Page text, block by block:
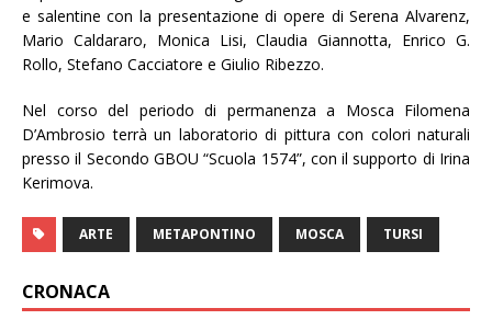
e salentine con la presentazione di opere di Serena Alvarenz,
Mario Caldararo, Monica Lisi, Claudia Giannotta, Enrico G.
Rollo, Stefano Cacciatore e Giulio Ribezzo.
Nel corso del periodo di permanenza a Mosca Filomena
D’Ambrosio terrà un laboratorio di pittura con colori naturali
presso il Secondo GBOU “Scuola 1574”, con il supporto di Irina
Kerimova.
ARTE METAPONTINO MOSCA TURSI
CRONACA